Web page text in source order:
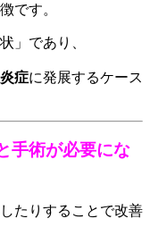
です。
」であり、
症に発展するケース
手術が必要にな
たりすることで改善